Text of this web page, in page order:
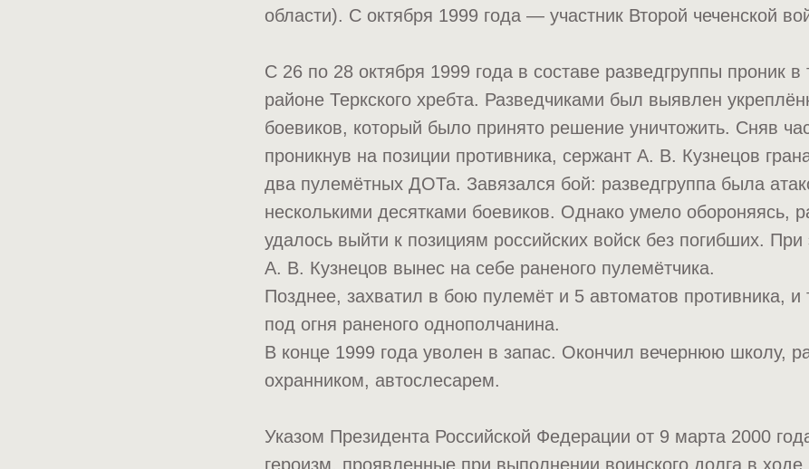
области). С октября 1999 года — участник Второй чеченской
С 26 по 28 октября 1999 года в составе разведгруппы проник
районе Теркского хребта. Разведчиками был выявлен
боевиков, который было принято решение уничтожить. Сняв
проникнув на позиции противника, сержант А. В. Кузнецов
два пулемётных ДОТа. Завязался бой: разведгруппа была
несколькими десятками боевиков. Однако умело обороняясь,
удалось выйти к позициям российских войск без погибших.
А. В. Кузнецов вынес на себе раненого пулемётчика.
Позднее, захватил в бою пулемёт и 5 автоматов противника, и
под огня раненого однополчанина.
В конце 1999 года уволен в запас. Окончил вечернюю школу,
охранником, автослесарем.
Указом Президента Российской Федерации от 9 марта 2000
героизм, проявленные при выполнении воинского долга в ходе